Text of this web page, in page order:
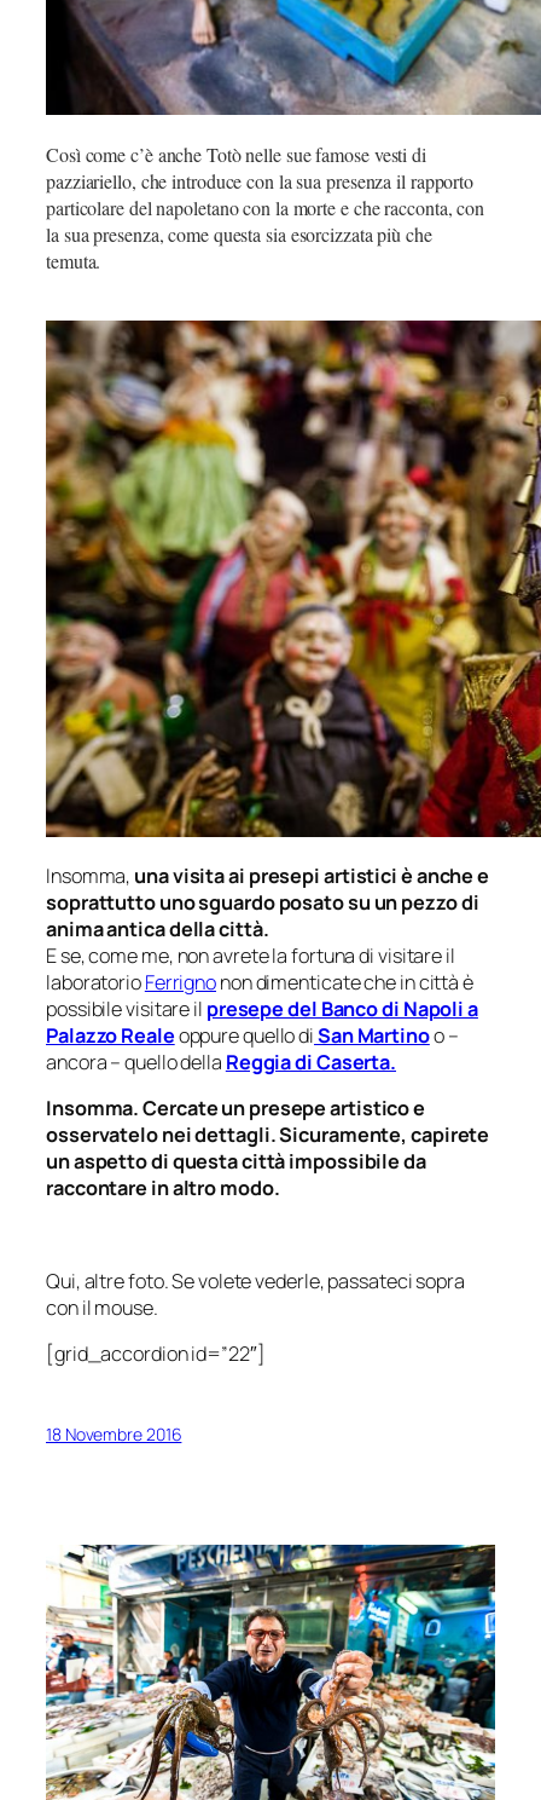
Così come c’è anche Totò nelle sue famose vesti di
pazziariello, che introduce con la sua presenza il rapporto
particolare del napoletano con la morte e che racconta, con
la sua presenza, come questa sia esorcizzata più che
temuta.
Insomma, una visita ai presepi artistici è anche e
soprattutto uno sguardo posato su un pezzo di
anima antica della città.
E se, come me, non avrete la fortuna di visitare il
laboratorioFerrignonon dimenticate che in città è
possibile visitare il presepe del Banco di Napoli a
Palazzo Realeoppure quello diSan Martinoo –
ancora – quello della Reggia di Caserta.
Insomma. Cercate un presepe artistico e
osservatelo nei dettagli. Sicuramente, capirete
un aspetto di questa città impossibile da
raccontare in altro modo.
Qui, altre foto. Se volete vederle, passateci sopra
con il mouse.
[grid_accordion id=”22″]
18 Novembre 2016